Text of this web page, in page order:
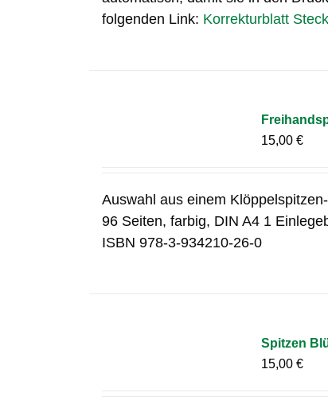
folgenden Link: Korrekturblatt
15,00€
Auswahl aus einem
96 Seiten, farbig, DIN A4 1
ISBN 978-3-934210-26-0
Spitzen
15,00€